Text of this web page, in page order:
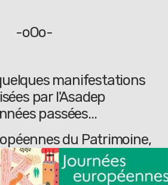
-oOo-
manifestations
par l'Asadep
passées...
du Patrimoine,